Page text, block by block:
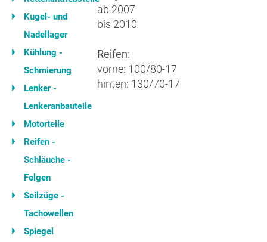
Kugel- und
Nadellager
Kühlung -
Schmierung
Lenker -
Lenkeranbauteile
Motorteile
Reifen -
Schläuche -
Felgen
Seilzüge -
Tachowellen
Spiegel
ab 2007
bis 2010
Reifen:
vorne: 100/80-17
hinten: 130/70-17